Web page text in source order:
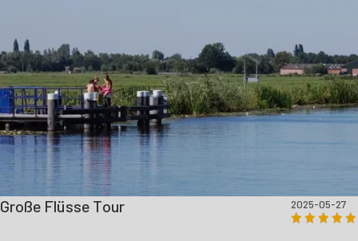
Große Flüsse Tour 2025-05-27